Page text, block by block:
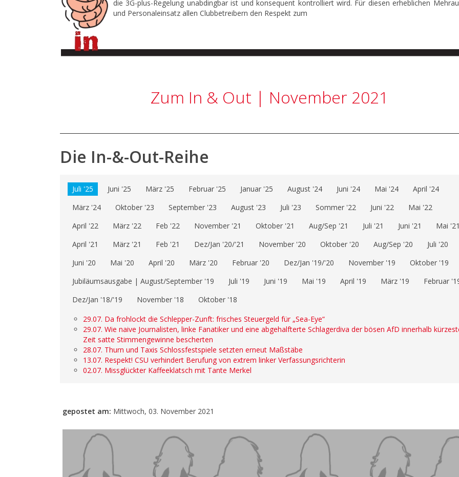
die 3G-plus-Regelung unabdingbar ist und konsequent kontrolliert wird. Für diesen erheblichen
und Personaleinsatz allen Clubbetreibern den Respekt zum
Zum In & Out | November 2021
Die In-&-Out-Reihe
Juli '25 Juni '25 März '25 Februar '25 Januar '25 August '24 Juni '24 Mai '24
April '24
März '24
Oktober '23 September '23 August '23 Juli '23 Sommer '22 Juni '22
Mai '22
April '22
März '22 Feb '22 November '21 Oktober '21 Aug/Sep '21 Juli '21 Juni '21
Mai
April '21
März '21 Feb '21 Dez/Jan '20/'21 November '20 Oktober '20 Aug/Sep '20
Juli '20
Juni '20
Mai '20 April '20 März '20 Februar '20 Dez/Jan '19/'20 November '19
Oktober '19
Jubiläumsausgabe | August/September '19
Juli '19 Juni '19 Mai '19 April '19 März '19
Februar
Dez/Jan '18/'19
November '18
Oktober '18
29.07. Da frohlockt die Schlepper-Zunft: frisches Steuergeld für „Sea-Eye“
29.07. Wie naive Journalisten, linke Fanatiker und eine abgehalfterte Schlagerdiva der bösen AfD innerhalb
Zeit satte Stimmengewinne bescherten
28.07. Thurn und Taxis Schlossfestspiele setzten erneut Maßstäbe
13.07. Respekt! CSU verhindert Berufung von extrem linker Verfassungsrichterin
02.07. Missglückter Kaffeeklatsch mit Tante Merkel
gepostet am: Mittwoch, 03. November 2021